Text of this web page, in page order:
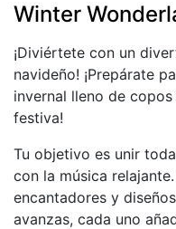
Winter
¡Diviértete con un
navideño! ¡Prepárate
invernal lleno de
festiva!
Tu objetivo es unir
con la música
encantadores y
avanzas, cada uno